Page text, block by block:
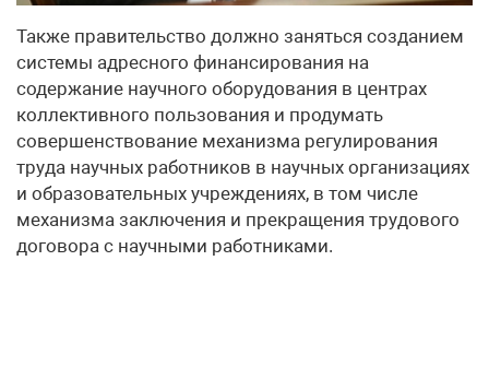
Также правительство должно заняться созданием
системы адресного финансирования на
содержание научного оборудования в центрах
коллективного пользования и продумать
совершенствование механизма регулирования
труда научных работников в научных организациях
и образовательных учреждениях, в том числе
механизма заключения и прекращения трудового
договора с научными работниками.